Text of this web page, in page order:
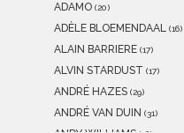
ADAMO (20)
ADÈLE BLOEMENDAAL (16)
ALAIN BARRIERE (17)
ALVIN STARDUST (17)
ANDRÉ HAZES (29)
ANDRÉ VAN DUIN (31)